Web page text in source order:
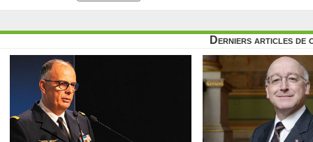
Derniers articles de